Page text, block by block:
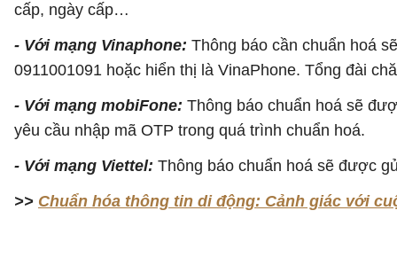
cấp, ngày cấp…
- Với mạng Vinaphone: Thông báo cần chuẩn hoá
0911001091 hoặc hiển thị là VinaPhone. Tổng đài
- Với mạng mobiFone: Thông báo chuẩn hoá sẽ
yêu cầu nhập mã OTP trong quá trình chuẩn hoá.
- Với mạng Viettel: Thông báo chuẩn hoá sẽ được
>> Chuẩn hóa thông tin di động: Cảnh giác với